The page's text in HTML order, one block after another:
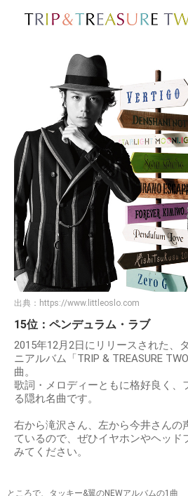
出典： https://www.littleoslo.com
15位：ペンデュラム・ラブ
2015年12月2日にリリースされた、
ニアルバム「TRIP & TREASURE
曲。
歌詞・メロディーともに格好良く、
る隠れ名曲です。
右から滝沢さん、左から今井さんの
ているので、ぜひイヤホンやヘッド
みてください。
ところで、タッキー&翼のNEWアルバムの1曲